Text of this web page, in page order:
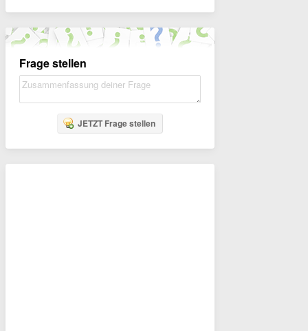
Frage stellen
JETZT Frage stellen